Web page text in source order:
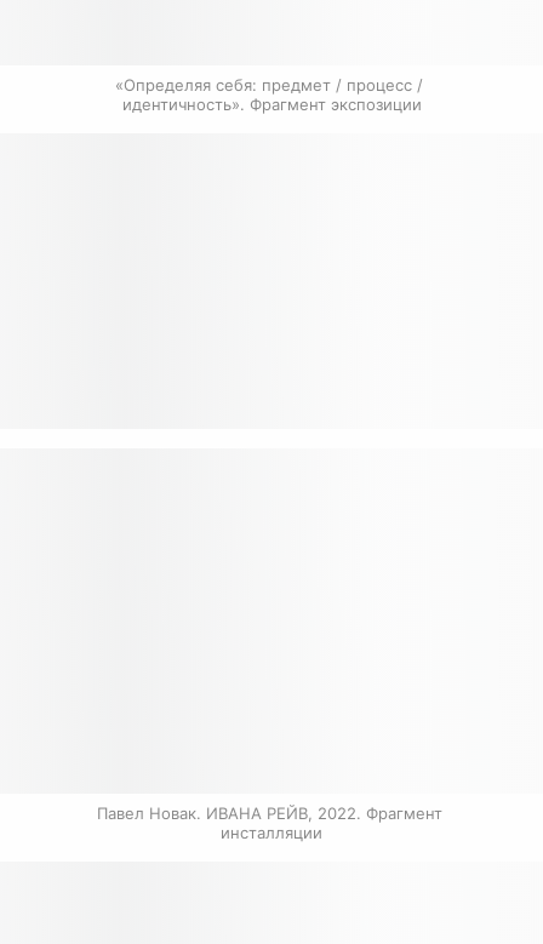
«Определяя себя: предмет / процесс /
идентичность». Фрагмент экспозиции
Павел Новак. ИВАНА РЕЙВ, 2022. Фрагмент
инсталляции